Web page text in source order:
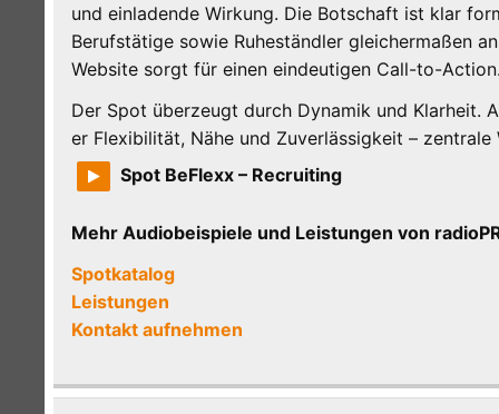
und einladende Wirkung. Die Botschaft ist klar
Berufstätige sowie Ruheständler gleichermaßen
Website sorgt für einen eindeutigen Call-to-Action.
Der Spot überzeugt durch Dynamik und
er Flexibilität, Nähe und Zuverlässigkeit –
Spot BeFlexx – Recruiting
Mehr Audiobeispiele und Leistungen von
Spotkatalog
Leistungen
Kontakt aufnehmen